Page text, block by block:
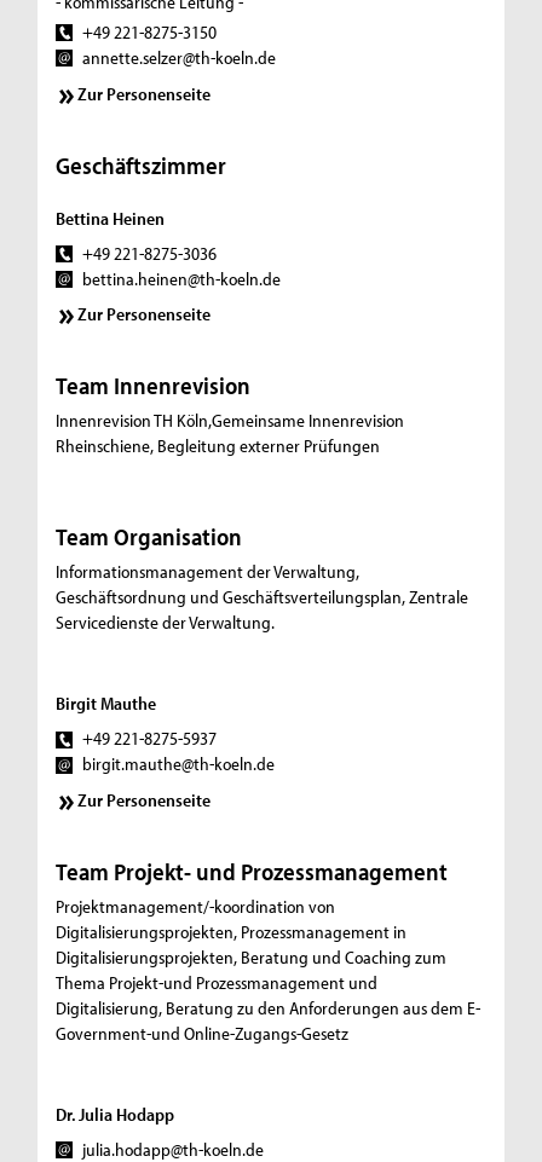
+49 221-8275-3150
annette.selzer@th-koeln.de
Zur Personenseite
Geschäftszimmer
Bettina Heinen
+49 221-8275-3036
bettina.heinen@th-koeln.de
Zur Personenseite
Team Innenrevision
Innenrevision TH Köln,Gemeinsame Innenrevision
Rheinschiene, Begleitung externer Prüfungen
Team Organisation
Informationsmanagement der Verwaltung,
Geschäftsordnung und Geschäftsverteilungsplan, Zentrale
Servicedienste der Verwaltung.
Birgit Mauthe
+49 221-8275-5937
birgit.mauthe@th-koeln.de
Zur Personenseite
Team Projekt- und Prozessmanagement
Projektmanagement/-koordination von
Digitalisierungsprojekten, Prozessmanagement in
Digitalisierungsprojekten, Beratung und Coaching zum
Thema Projekt-und Prozessmanagement und
Digitalisierung, Beratung zu den Anforderungen aus dem E-
Government-und Online-Zugangs-Gesetz
Dr. Julia Hodapp
julia.hodapp@th-koeln.de